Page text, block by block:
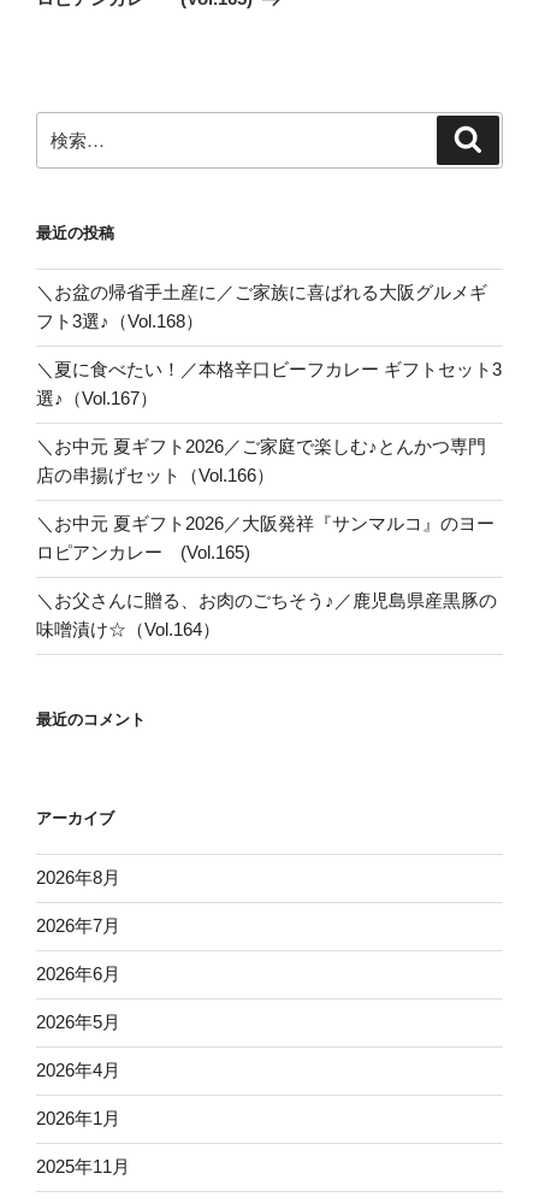
索:
最近の投稿
＼お盆の帰省手土産に／ご家族に喜ばれる大阪グルメギ
フト3選♪（Vol.168）
＼夏に食べたい！／本格辛口ビーフカレー ギフトセット3
選♪（Vol.167）
＼お中元 夏ギフト2026／ご家庭で楽しむ♪とんかつ専門
店の串揚げセット（Vol.166）
＼お中元 夏ギフト2026／大阪発祥『サンマルコ』のヨー
ロピアンカレー (Vol.165)
＼お父さんに贈る、お肉のごちそう♪／鹿児島県産黒豚の
味噌漬け☆（Vol.164）
最近のコメント
アーカイブ
2026年8月
2026年7月
2026年6月
2026年5月
2026年4月
2026年1月
2025年11月